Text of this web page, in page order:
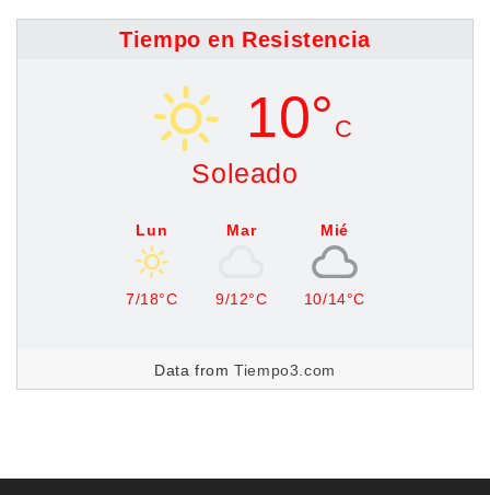
Tiempo en Resistencia
10° C
Soleado
Lun
7/18°C
Mar
9/12°C
Mié
10/14°C
Data fromTiempo3.com